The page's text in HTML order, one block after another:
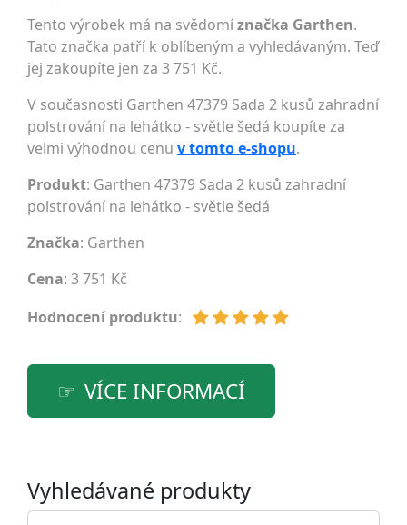
Tento výrobek má na svědomíznačka Garthen.
Tato značka patří k oblíbeným a vyhledávaným. Teď
jej zakoupíte jen za 3 751 Kč.
V současnosti Garthen 47379 Sada 2 kusů zahradní
polstrování na lehátko - světle šedá koupíte za
velmi výhodnou cenu v tomto e-shopu.
Produkt: Garthen 47379 Sada 2 kusů zahradní
polstrování na lehátko - světle šedá
Značka: Garthen
Cena: 3 751 Kč
Hodnocení produktu:
VÍCE INFORMACÍ
Vyhledávané produkty